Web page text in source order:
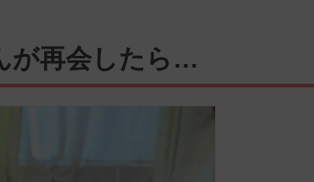
が再会したら…